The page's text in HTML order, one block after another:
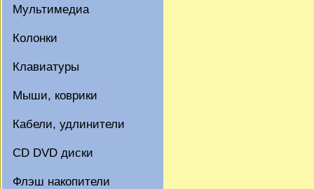
Мультимедиа
Колонки
Клавиатуры
Мыши, коврики
Кабели, удлинители
CD DVD диски
Флэш накопители